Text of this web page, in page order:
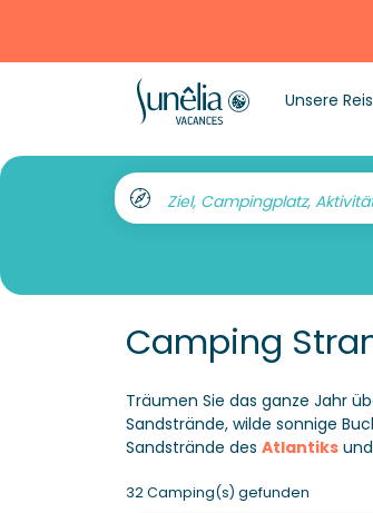
Unsere
Ziel, Campingplatz,
Camping
Träumen Sie das ganze Jahr
Sandstrände, wilde sonnige
Sandstrände des Atlantiksund
32 Camping(s) gefunden